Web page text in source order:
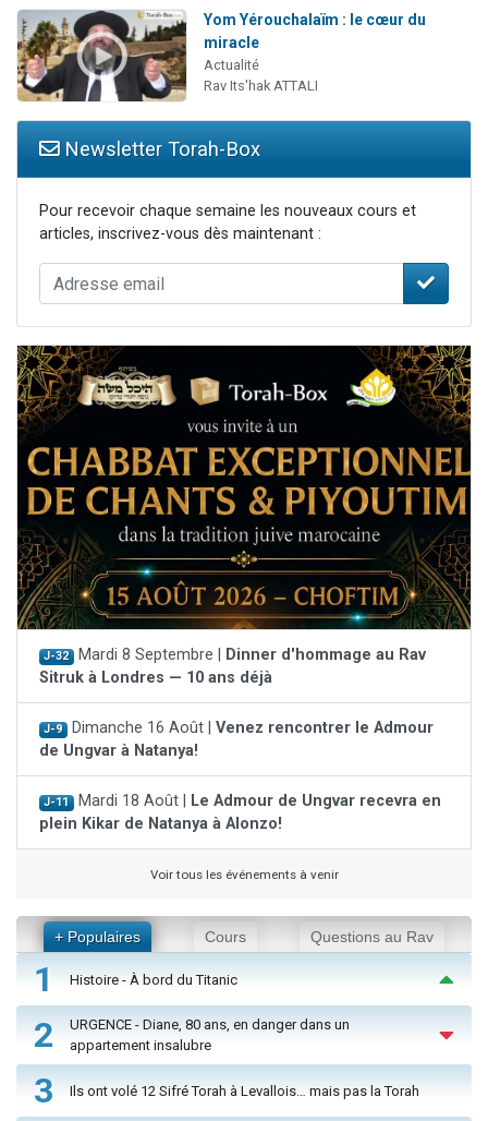
Yom Yérouchalaïm : le cœur du
miracle
Actualité
Rav Its'hak ATTALI
Newsletter Torah-Box
Pour recevoir chaque semaine les nouveaux cours et
articles, inscrivez-vous dès maintenant :
J-32 Mardi 8 Septembre |
Dinner d'hommage au Rav
Sitruk à Londres — 10 ans déjà
J-9 Dimanche 16 Août | Venez rencontrer le Admour
de Ungvar à Natanya!
J-11 Mardi 18 Août |
Le Admour de Ungvar recevra en
plein Kikar de Natanya à Alonzo!
Voir tous les événements à venir
+ Populaires Cours Questions au Rav
1 Histoire - À bord du Titanic
2
URGENCE - Diane, 80 ans, en danger dans un
appartement insalubre
3 Ils ont volé 12 Sifré Torah à Levallois… mais pas la Torah